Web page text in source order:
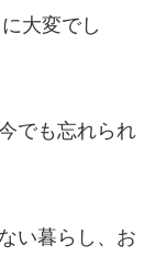
大変でし
でも忘れられ
い暮らし、お